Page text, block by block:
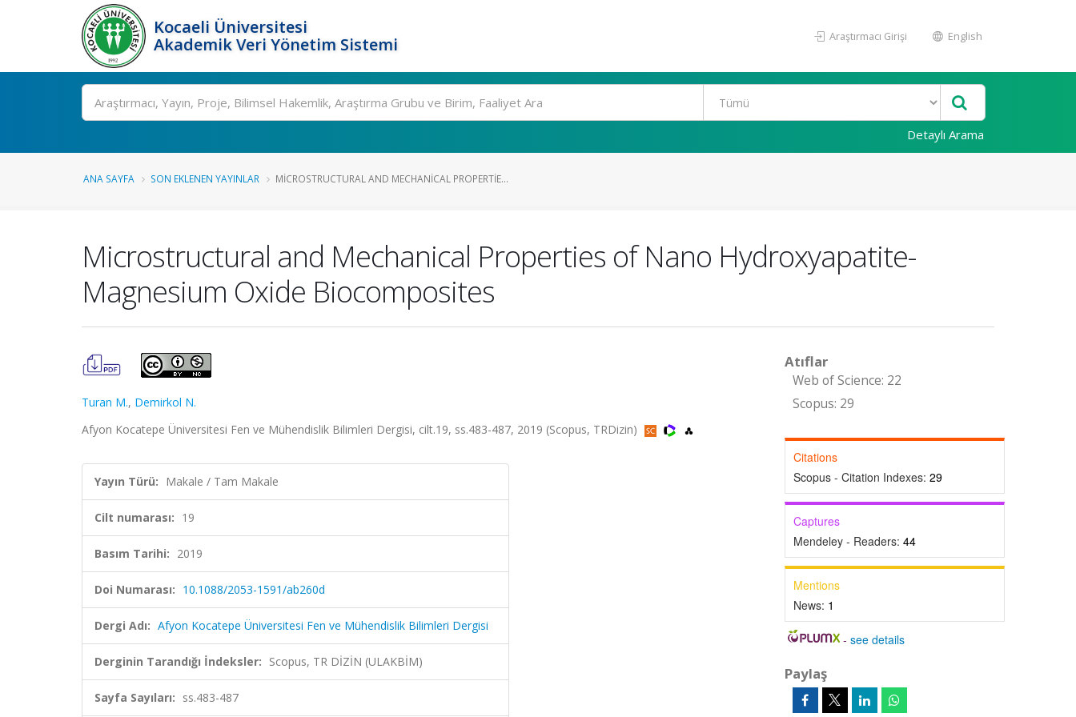
Kocaeli Üniversitesi
Akademik Veri Yönetim Sistemi
Araştırmacı Girişi English
Ara
Detaylı Arama
ANA SAYFA SON EKLENEN YAYINLAR MICROSTRUCTURAL AND MECHANICAL PROPERTIE...
Microstructural and Mechanical Properties of Nano Hydroxyapatite-
Magnesium Oxide Biocomposites
Turan M., Demirkol N.
Afyon Kocatepe Üniversitesi Fen ve Mühendislik Bilimleri Dergisi, cilt.19, ss.483-487, 2019 (Scopus, TRDizin)
Yayın Türü: Makale / Tam Makale
Cilt numarası: 19
Basım Tarihi: 2019
Doi Numarası: 10.1088/2053-1591/ab260d
Dergi Adı: Afyon Kocatepe Üniversitesi Fen ve Mühendislik Bilimleri Dergisi
Derginin Tarandığı İndeksler: Scopus, TR DİZİN (ULAKBİM)
Sayfa Sayıları: ss.483-487
Atıflar
Web of Science: 22
Scopus: 29
Citations
Scopus - Citation Indexes: 29
Captures
Mendeley - Readers: 44
Mentions
News: 1
-see details
Paylaş